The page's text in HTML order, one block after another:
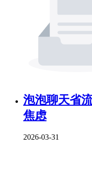
泡泡聊天省
焦虑
2026-03-31